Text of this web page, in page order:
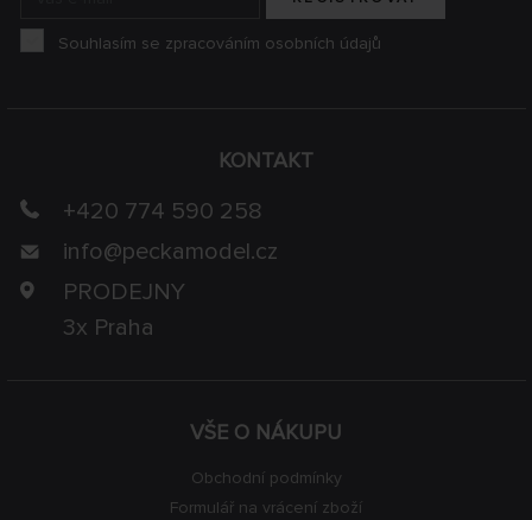
VŠE O NÁKUPU
Obchodní podmínky
Formulář na vrácení zboží
KONTAKT
+420 774 590 258
info@peckamodel.cz
PRODEJNY
3x Praha
Souhlasím se zpracováním osobních údajů